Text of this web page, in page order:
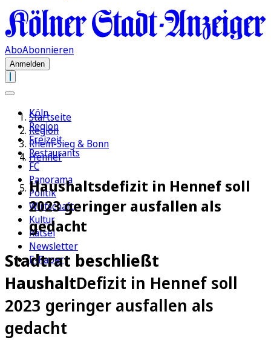
AboAbonnieren
Anmelden
Köln
Region
Freizeit
Restaurants
FC
Panorama
Politik
Wirtschaft
Kultur
Rätsel
Newsletter
E-Paper
Startseite
Region
Rhein-Sieg & Bonn
Hennef
Haushaltsdefizit in Hennef soll
2023 geringer ausfallen als
gedacht
Stadtrat beschließt
HaushaltDefizit in Hennef soll
2023 geringer ausfallen als
gedacht